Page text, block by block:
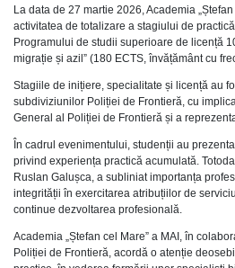
La data de 27 martie 2026, Academia
activitatea de totalizare a stagiului de
Programului de studii superioare de licență
migrație și azil” (180 ECTS, învățământ cu
Stagiile de inițiere, specialitate și licență au
subdiviziunilor Poliției de Frontieră, cu
General al Poliției de Frontieră și a
În cadrul evenimentului, studenții au
privind experiența practică acumulată.
Ruslan Galușca, a subliniat importanța
integrității în exercitarea atribuțiilor de
continue dezvoltarea profesională.
Academia „Ștefan cel Mare” a MAI, în
Poliției de Frontieră, acordă o atenție